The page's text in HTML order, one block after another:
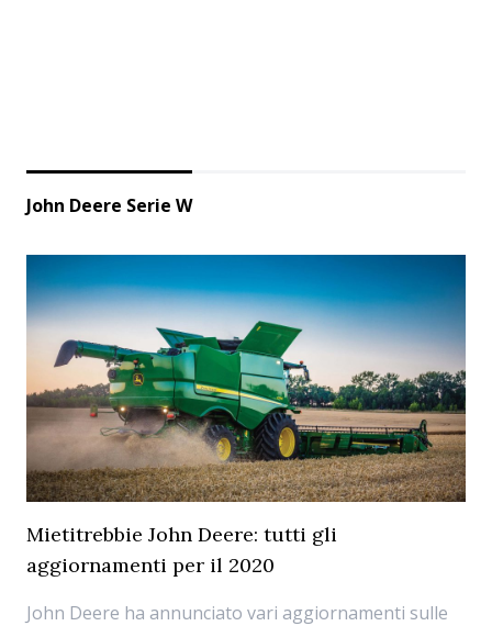
John Deere Serie W
Mietitrebbie John Deere: tutti gli
aggiornamenti per il 2020
John Deere ha annunciato vari aggiornamenti sulle